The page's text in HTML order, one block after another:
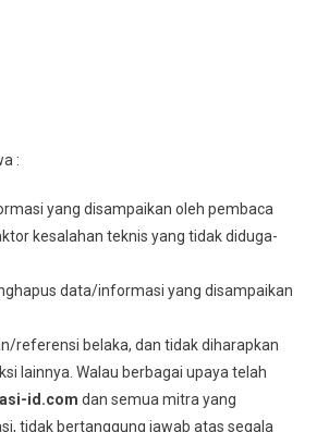
:
yang disampaikan oleh pembaca
kesalahan teknis yang tidak diduga-
data/informasi yang disampaikan
referensi belaka, dan tidak diharapkan
lainnya. Walau berbagai upaya telah
id .com dan semua mitra yang
tidak bertanggung jawab atas segala